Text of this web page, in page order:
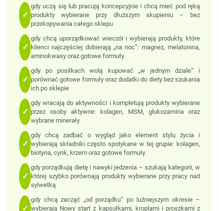
✓
gdy uczą się lub pracują koncepcyjnie i chcą mieć pod ręką
produkty wybierane przy dłuższym skupieniu – bez
przekopywania całego sklepu
✓
gdy chcą uporządkować wieczór i wybierają produkty, które
klienci najczęściej dobierają „na noc”: magnez, melatonina,
aminokwasy oraz gotowe formuły
✓
gdy po posiłkach wolą kupować „w jednym dziale” i
porównać gotowe formuły oraz dodatki do diety bez szukania
ich po sklepie
✓
gdy wracają do aktywności i kompletują produkty wybierane
przez osoby aktywne: kolagen, MSM, glukozamina oraz
wybrane minerały
✓
gdy chcą zadbać o wygląd jako element stylu życia i
wybierają składniki często spotykane w tej grupie: kolagen,
biotyna, cynk, krzem oraz gotowe formuły
✓
gdy porządkują dietę i nawyki jedzenia – szukają kategorii, w
której szybko porównają produkty wybierane przy pracy nad
sylwetką
✓
gdy chcą zacząć „od porządku” po luźniejszym okresie –
wybierają Nowy start z kapsułkami, kroplami i proszkami z